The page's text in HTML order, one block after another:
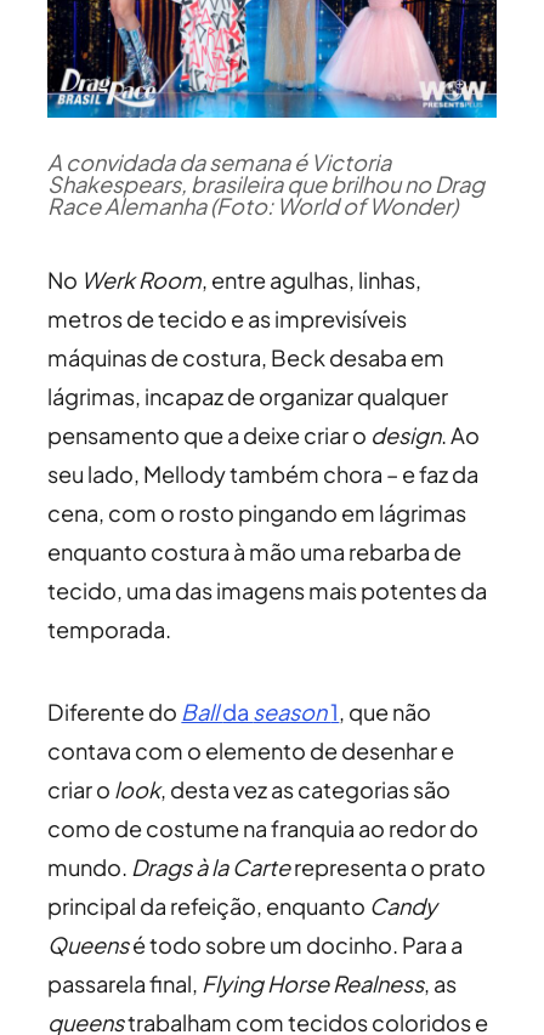
A convidada da semana é Victoria
Shakespears, brasileira que brilhou no Drag
Race Alemanha (Foto: World of Wonder)
No Werk Room, entre agulhas, linhas,
metros de tecido e as imprevisíveis
máquinas de costura, Beck desaba em
lágrimas, incapaz de organizar qualquer
pensamento que a deixe criar o design. Ao
seu lado, Mellody também chora – e faz da
cena, com o rosto pingando em lágrimas
enquanto costura à mão uma rebarba de
tecido, uma das imagens mais potentes da
temporada.
Diferente do Ballda season1, que não
contava com o elemento de desenhar e
criar o look, desta vez as categorias são
como de costume na franquia ao redor do
mundo. Drags à la Carterepresenta o prato
principal da refeição, enquanto Candy
Queensé todo sobre um docinho. Para a
passarela final, Flying Horse Realness, as
queenstrabalham com tecidos coloridos e